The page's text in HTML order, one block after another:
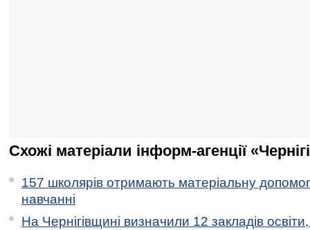
Схожі матеріали інформ-агенції
157 школярів отримають матеріальну
навчанні
На Чернігівщині визначили 12 закладів